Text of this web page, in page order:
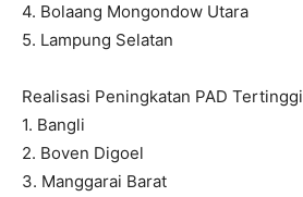
4. Bolaang Mongondow Utara
5. Lampung Selatan
Realisasi Peningkatan PAD Tertinggi
1. Bangli
2. Boven Digoel
3. Manggarai Barat